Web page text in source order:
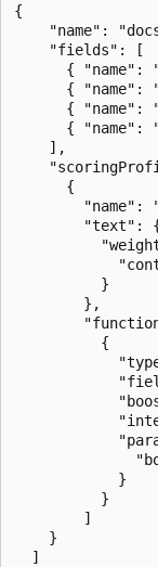
{
"name":
    "fields": [
{ "name":
{ "name":
{ "name":
{ "name":
    ],
      {
"name":
"text":
          }
        },
          {
            }
          }
        ]
    }
  ]